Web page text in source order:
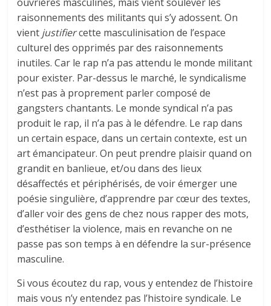
raisonnements des militants qui s’y adossent. On
vient justifiercette masculinisation de l’espace
culturel des opprimés par des raisonnements
inutiles. Car le rap n’a pas attendu le monde militant
pour exister. Par-dessus le marché, le syndicalisme
n’est pas à proprement parler composé de
gangsters chantants. Le monde syndical n’a pas
produit le rap, il n’a pas à le défendre. Le rap dans
un certain espace, dans un certain contexte, est un
art émancipateur. On peut prendre plaisir quand on
grandit en banlieue, et/ou dans des lieux
désaffectés et périphérisés, de voir émerger une
poésie singulière, d’apprendre par cœur des textes,
d’aller voir des gens de chez nous rapper des mots,
d’esthétiser la violence, mais en revanche on ne
passe pas son temps à en défendre la sur-présence
masculine.
Si vous écoutez du rap, vous y entendez de l’histoire
mais vous n’y entendez pas l’histoire syndicale. Le